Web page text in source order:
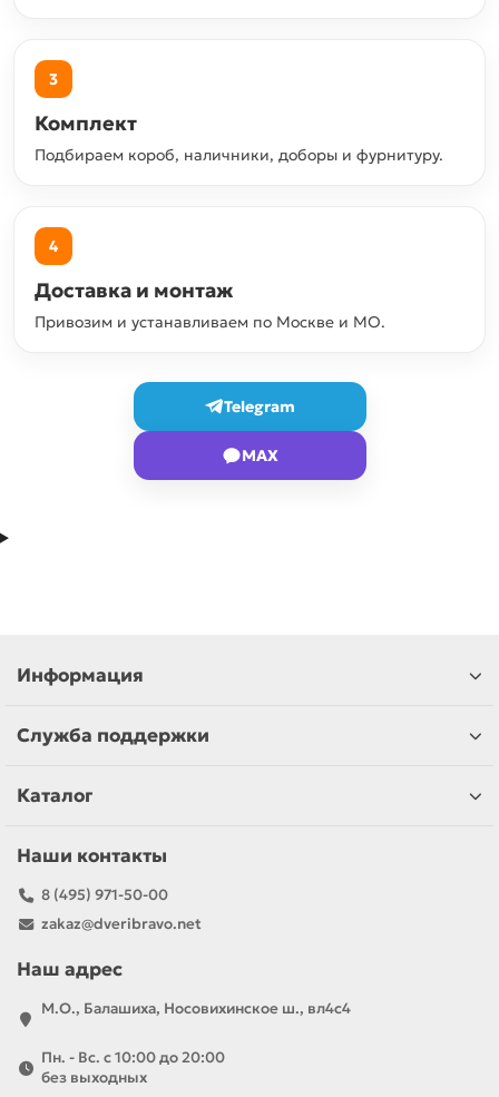
3
Комплект
Подбираем короб, наличники, доборы и фурнитуру.
4
Доставка и монтаж
Привозим и устанавливаем по Москве и МО.
Telegram
MAX
Информация
Служба поддержки
Каталог
Наши контакты
8 (495) 971-50-00
zakaz@dveribravo.net
Наш адрес
М.О., Балашиха, Носовихинское ш., вл4с4
Пн. - Вс. с 10:00 до 20:00
без выходных